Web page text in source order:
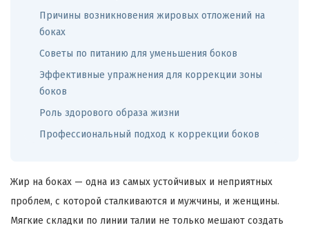
Причины возникновения жировых отложений на
боках
Советы по питанию для уменьшения боков
Эффективные упражнения для коррекции зоны
боков
Роль здорового образа жизни
Профессиональный подход к коррекции боков
Жир на боках — одна из самых устойчивых и неприятных
проблем, с которой сталкиваются и мужчины, и женщины.
Мягкие складки по линии талии не только мешают создать